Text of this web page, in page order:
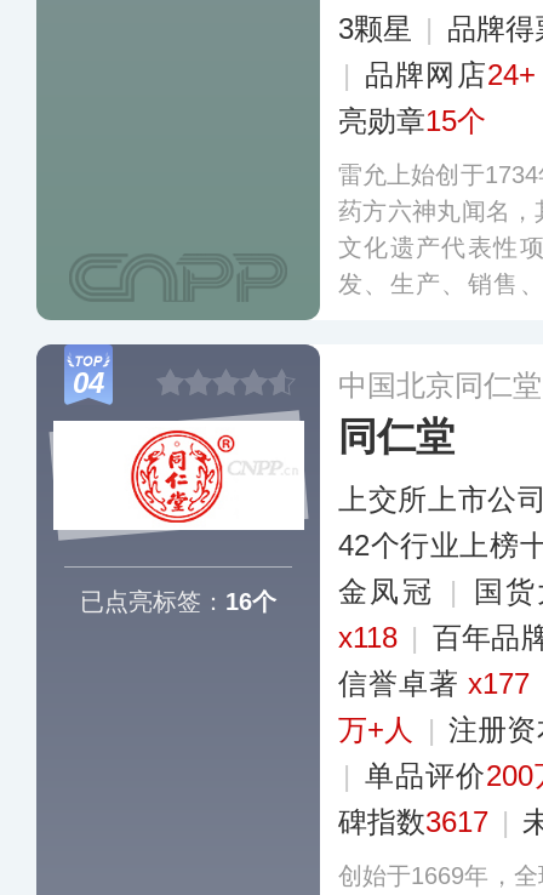
3颗星 | 品牌得
| 品牌网店24+
亮勋章15个
雷允上始创于
药方六神丸闻名
文化遗产代表性
发、生产、销售
蓉益智胶囊、补
囊等特色中药产
04
已点亮标签： 16个
中国北京同仁
同仁堂
上交所上市公
42个行业上榜
金凤冠
|
国
x118 | 百年品
信誉卓著x177
万+人
| 注册
| 单品评价200
碑指数3617 |
创始于1669年，